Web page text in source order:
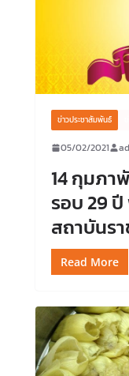
ข่าวประชาสัมพันธ์
05/02/2021
14 กุมภา
รอบ 29
สถาบันร
Read More